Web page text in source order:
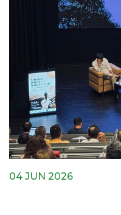
04 JUN 2026